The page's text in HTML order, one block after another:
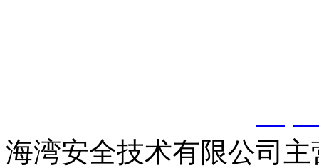
海湾安全技术有限公司